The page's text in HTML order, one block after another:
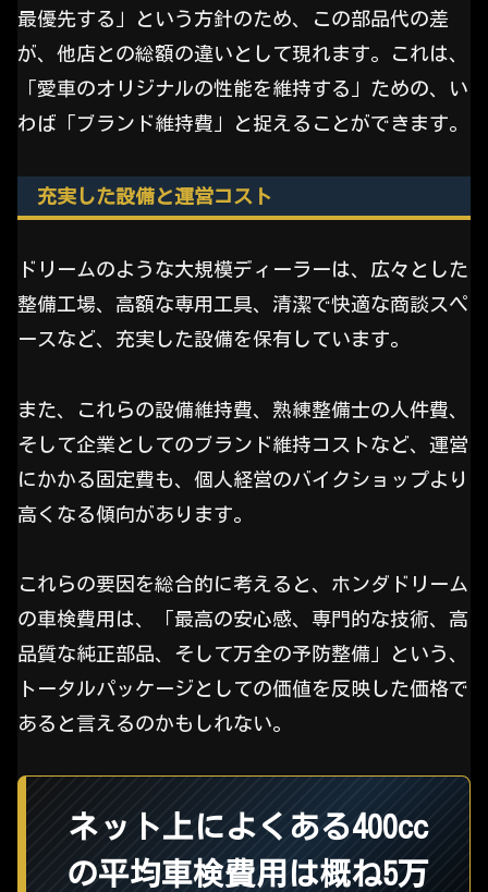
最優先する」という方針のため、この部品代の差
が、他店との総額の違いとして現れます。これは、
「愛車のオリジナルの性能を維持する」ための、い
わば「ブランド維持費」と捉えることができます。
充実した設備と運営コスト
ドリームのような大規模ディーラーは、広々とした
整備工場、高額な専用工具、清潔で快適な商談スペ
ースなど、充実した設備を保有しています。
また、これらの設備維持費、熟練整備士の人件費、
そして企業としてのブランド維持コストなど、運営
にかかる固定費も、個人経営のバイクショップより
高くなる傾向があります。
これらの要因を総合的に考えると、ホンダドリーム
の車検費用は、「最高の安心感、専門的な技術、高
品質な純正部品、そして万全の予防整備」という、
トータルパッケージとしての価値を反映した価格で
あると言えるのかもしれない。
ネット上によくある400cc
の平均車検費用は概ね5万